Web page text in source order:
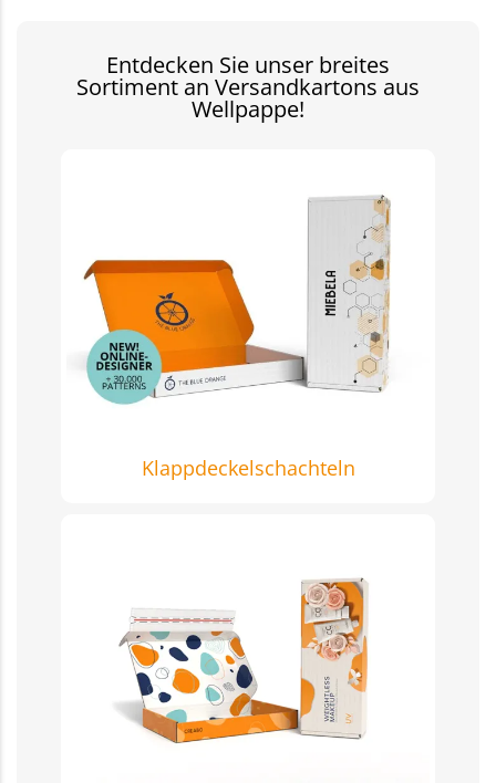
Entdecken Sie unser breites
Sortiment an Versandkartons aus
Wellpappe!
Klappdeckelschachteln